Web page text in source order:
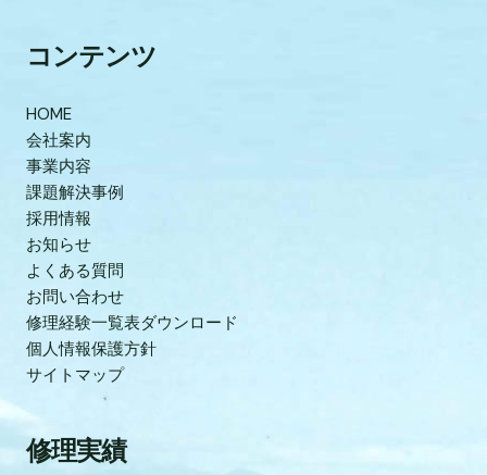
コンテンツ
HOME
会社案内
事業内容
課題解決事例
採用情報
お知らせ
よくある質問
お問い合わせ
修理経験一覧表ダウンロード
個人情報保護方針
サイトマップ
修理実績